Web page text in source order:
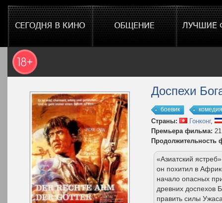
Доспехи
боевик комедия
Страны: Гонконг,
Премьера фильма:
Продолжительность
«Азиатский
он похитил в
начало опасных
древних доспехов
править силы